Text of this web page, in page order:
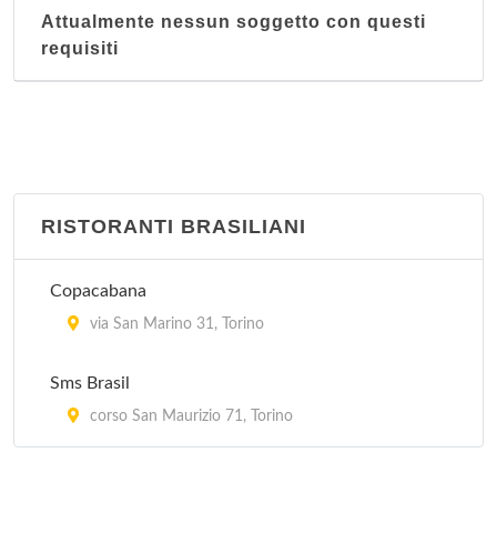
Du cheng
Attualmente nessun soggetto con questi
requisiti
RISTORANTI BRASILIANI
Copacabana
via San Marino 31, Torino
Sms Brasil
corso San Maurizio 71, Torino